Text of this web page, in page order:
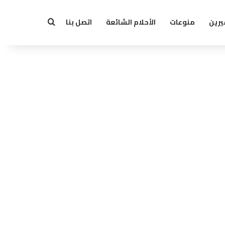
منوعات الأحلام الشائعة اتصل بنا بحث عن